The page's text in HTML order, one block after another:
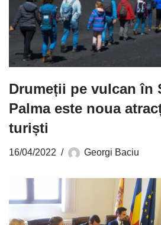
Drumeții pe vulcan în
Palma este noua
turiști
16/04/2022 Georgi Baciu